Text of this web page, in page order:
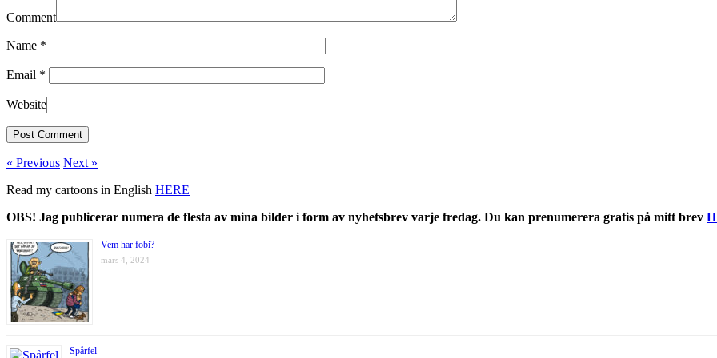
Comment
Name *
Email *
Website
« Previous Next »
Read my cartoons in English HERE
OBS! Jag publicerar numera de flesta av mina bilder i form av nyhetsbrev varje fredag. Du kan prenumerera gratis på mitt brev
Vem har fobi?
mars 4, 2024
Spårfel